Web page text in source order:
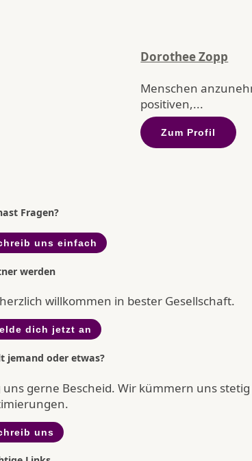
Dorothee Zopp
Menschen
positiven,...
Zum Profil
Fragen?
uns einfach
werden
willkommen in bester Gesellschaft.
dich jetzt an
jemand oder etwas?
uns gerne Bescheid. Wir kümmern uns
uns